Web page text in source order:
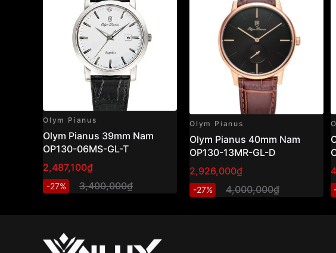
Olym Pianus
Olym Pianus 39mm Nam
OP130-06MS-GL-T
2,487,100₫
-27% 3,400,000₫
Olym Pianus
Olym Pianus 40mm Nam
OP130-13MR-GL-D
2,926,000₫
-27% 4,000,000₫